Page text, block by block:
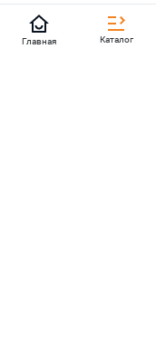
Главная Каталог